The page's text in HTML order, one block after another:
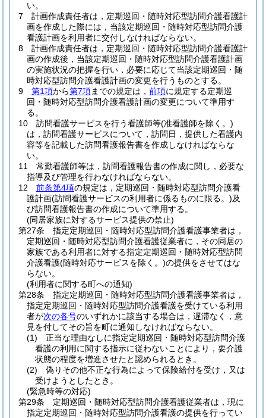
い。
7
計画作成責任者は，定期巡回・随時対応型訪問介護看護計
画を作成した際には，当該定期巡回・随時対応型訪問介護
看護計画を利用者に交付しなければならない。
8
計画作成責任者は，定期巡回・随時対応型訪問介護看護計
画の作成後，当該定期巡回・随時対応型訪問介護看護計画
の実施状況の把握を行い，必要に応じて当該定期巡回・随
時対応型訪問介護看護計画の変更を行うものとする。
9
第1項から第7項までの規定は， 前項に規定する定期巡
回・随時対応型訪問介護看護計画の変更について準用す
る。
10
訪問看護サービスを行う看護師等(准看護師を除く。)
は，訪問看護サービスについて，訪問日，提供した看護内
容等を記載した訪問看護報告書を作成しなければならな
い。
11
常勤看護師等は，訪問看護報告書の作成に関し，必要な
指導及び管理を行わなければならない。
12
前条第4項の規定は，定期巡回・随時対応型訪問介護看
護計画(訪問看護サービスの利用者に係るものに限る。)及
び訪問看護報告書の作成について準用する。
(同居家族に対するサービス提供の禁止)
第27条
指定定期巡回・随時対応型訪問介護看護事業者は，
定期巡回・随時対応型訪問介護看護従業者に，その同居の
家族である利用者に対する指定定期巡回・随時対応型訪問
介護看護(随時対応サービスを除く。)の提供をさせてはな
らない。
(利用者に関する町への通知)
第28条
指定定期巡回・随時対応型訪問介護看護事業者は，
指定定期巡回・随時対応型訪問介護看護を受けている利用
者が次の各号のいずれかに該当する場合は，遅滞なく，意
見を付してその旨を町に通知しなければならない。
(1)
正当な理由なしに指定定期巡回・随時対応型訪問介護
看護の利用に関する指示に従わないことにより，要介護
状態の程度を増進させたと認められるとき。
(2)
偽りその他不正な行為によって保険給付を受け，又は
受けようとしたとき。
(緊急時等の対応)
第29条
定期巡回・随時対応型訪問介護看護従業者は，現に
指定定期巡回・随時対応型訪問介護看護の提供を行ってい